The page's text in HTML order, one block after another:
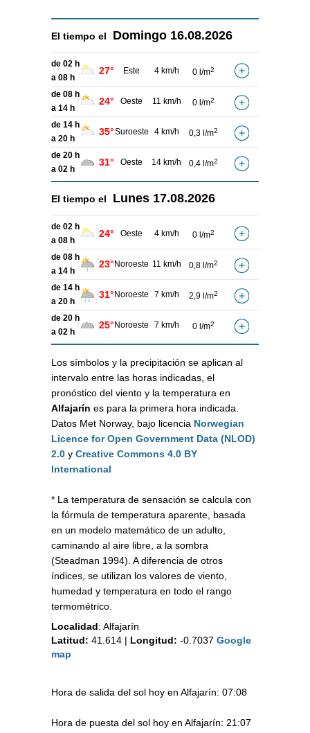
El tiempo el Domingo 16.08.2026
de 02 h
a 08 h
27° Este 4 km/h 0 l/m2
de 08 h
a 14 h
24° Oeste 11 km/h 0 l/m2
de 14 h
a 20 h
35°Suroeste 4 km/h 0,3 l/m2
de 20 h
a 02 h
31° Oeste 14 km/h 0,4 l/m2
El tiempo el Lunes 17.08.2026
de 02 h
a 08 h
24° Oeste 4 km/h 0 l/m2
de 08 h
a 14 h
23° Noroeste 11 km/h 0,8 l/m2
de 14 h
a 20 h
31° Noroeste 7 km/h 2,9 l/m2
de 20 h
a 02 h
25° Noroeste 7 km/h 0 l/m2
Los símbolos y la precipitación se aplican al
intervalo entre las horas indicadas, el
pronóstico del viento y la temperatura en
Alfajarín es para la primera hora indicada.
Datos Met Norway, bajo licencia Norwegian
Licence for Open Government Data (NLOD)
2.0 y Creative Commons 4.0 BY
International
* La temperatura de sensación se calcula con
la fórmula de temperatura aparente, basada
en un modelo matemático de un adulto,
caminando al aire libre, a la sombra
(Steadman 1994). A diferencia de otros
índices, se utilizan los valores de viento,
humedad y temperatura en todo el rango
termométrico.
Localidad: Alfajarín
Latitud: 41.614 | Longitud: -0.7037 Google
map
Hora de salida del sol hoy en Alfajarín: 07:08
Hora de puesta del sol hoy en Alfajarín: 21:07